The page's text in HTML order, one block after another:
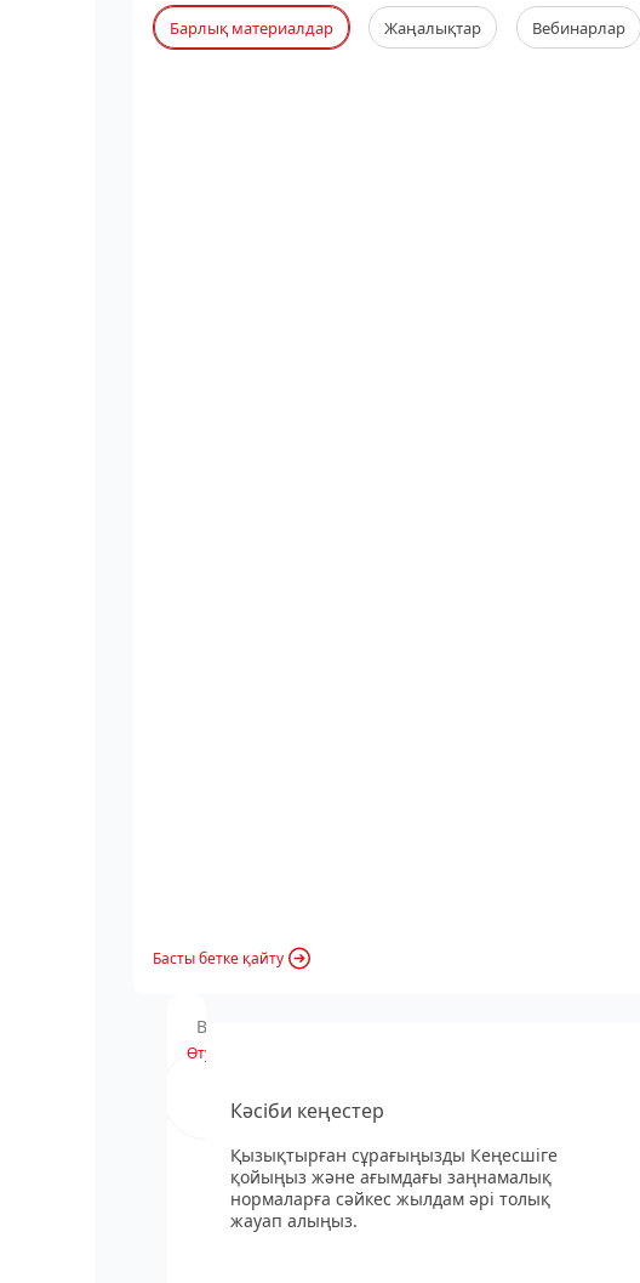
Барлық материалдар Жаңалықтар Вебинарлар
Басты бетке қайту
Вебинардың хабарландыруы
Өту
Кәсіби кеңестер
Қызықтырған сұрағыңызды Кеңесшіге
қойыңыз және ағымдағы заңнамалық
нормаларға сәйкес жылдам әрі толық
жауап алыңыз.